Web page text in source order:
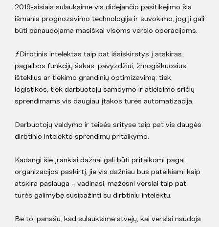
2019-aisiais sulauksime vis didėjančio pasitikėjimo šia
išmania prognozavimo technologija ir suvokimo, jog ji gali
būti panaudojama masiškai visoms verslo operacijoms.
ƒDirbtinis intelektas taip pat išsiskirstys į atskiras
pagalbos funkcijų šakas, pavyzdžiui, žmogiškuosius
išteklius ar tiekimo grandinių optimizavimą: tiek
logistikos, tiek darbuotojų samdymo ir atleidimo sričių
sprendimams vis daugiau įtakos turės automatizacija.
Darbuotojų valdymo ir teisės srityse taip pat vis daugės
dirbtinio intelekto sprendimų pritaikymo.
Kadangi šie įrankiai dažnai gali būti pritaikomi pagal
organizacijos paskirtį, jie vis dažniau bus pateikiami kaip
atskira paslauga – vadinasi, mažesni verslai taip pat
turės galimybę susipažinti su dirbtiniu intelektu.
Be to, panašu, kad sulauksime atvejų, kai verslai naudoja